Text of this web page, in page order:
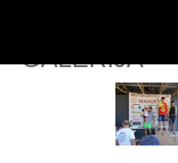
GALERIJA